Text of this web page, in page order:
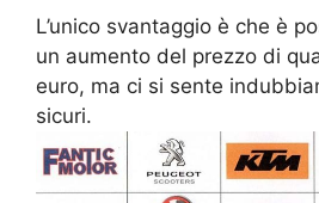
L’unico svantaggio è che è
un aumento del prezzo di
euro, ma ci si sente
sicuri.